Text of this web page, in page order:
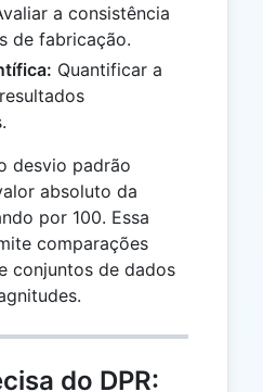
a consistência
de fabricação.
Quantificar a
desvio padrão
absoluto da
por 100. Essa
comparações
conjuntos de dados
do DPR: